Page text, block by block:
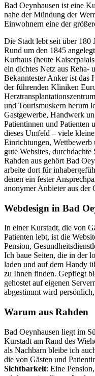
Bad Oeynhausen ist eine
nahe der Mündung der
Einwohnern eine der
Die Stadt lebt seit über 180
Rund um den 1845
Kurhaus (heute
ein dichtes Netz aus Reha-
Bekanntester Anker ist das
der führenden Kliniken
und Tourismuskern herum
Gastgewerbe, Handwerk
Patientinnen und Patienten
dieses Umfeld – viele
Einrichtungen, Wettbewerb
gute Websites,
Rahden aus gehört Bad
arbeite dort für
denen ein fester
anonymer Anbieter aus der
Webdesign in Bad
In einer Kurstadt, die von
Patienten lebt, ist die
Pension,
Ich baue Seiten, die in der
laden und auf dem Handy
zu Ihnen finden. Gepflegt
gehostet auf eigenen
abgestimmt wird
Warum aus Rahden
Bad Oeynhausen liegt im
Kurstadt am Rand des
als Nachbarn bleibe ich
die von Gästen und
Sichtbarkeit: Eine